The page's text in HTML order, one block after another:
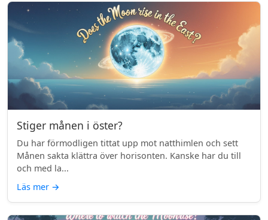
Stiger månen i öster?
Du har förmodligen tittat upp mot natthimlen och sett
Månen sakta klättra över horisonten. Kanske har du till
och med la...
Läs mer →